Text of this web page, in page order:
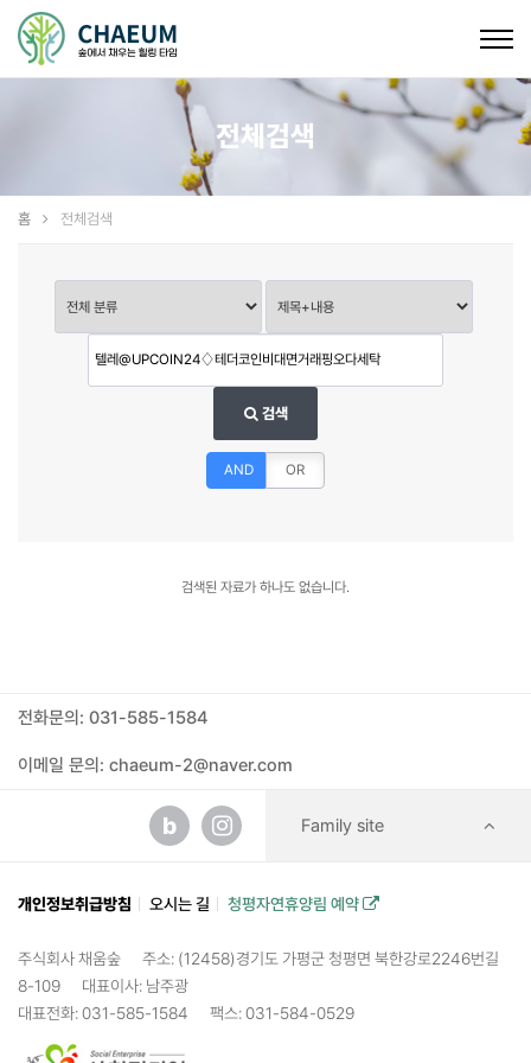
전체검색
홈 전체검색
검색
AND OR
검색된 자료가 하나도 없습니다.
전화문의: 031-585-1584
이메일 문의: chaeum-2@naver.com
b Family site
개인정보취급방침 오시는 길 청평자연휴양림 예약
주식회사 채움숲
주소: (12458)경기도 가평군 청평면 북한강로2246번길
8-109
대표이사: 남주광
대표전화: 031-585-1584
팩스: 031-584-0529